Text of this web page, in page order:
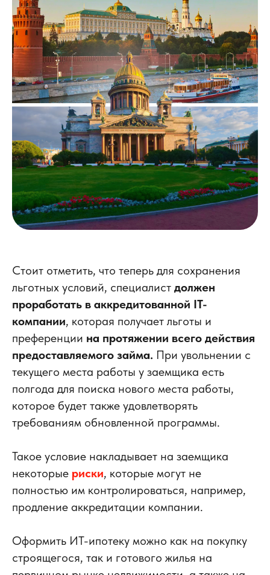
Стоит отметить, что теперь для сохранения
льготных условий, специалист должен
проработать в аккредитованной IT-
компании, которая получает льготы и
преференции на протяжении всего действия
предоставляемого займа. При увольнении с
текущего места работы у заемщика есть
полгода для поиска нового места работы,
которое будет также удовлетворять
требованиям обновленной программы.
Такое условие накладывает на заемщика
некоторые риски, которые могут не
полностью им контролироваться, например,
продление аккредитации компании.
Оформить ИТ-ипотеку можно как на покупку
строящегося, так и готового жилья на